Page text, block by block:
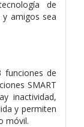
de
amigos sea
funciones de
SMART
inactividad,
y permiten
móvil.